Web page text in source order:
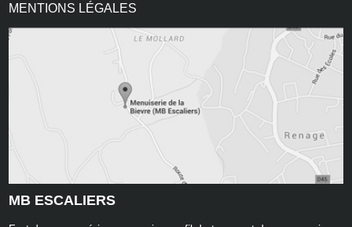
MENTIONS LÉGALES
MB ESCALIERS